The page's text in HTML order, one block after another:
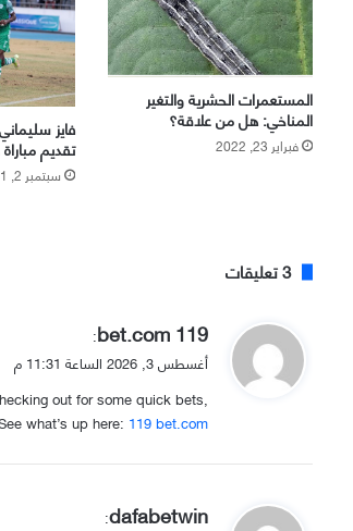
المستعمرات الحشرية والتغير
المناخي: هل من علاقة؟
فبراير 23, 2022
فايز
تقديم
سبتمبر 2, 2021
‫3 تعليقات
ي
ق
ل
119 bet.com
:
أغسطس 3, 2026 الساعة 11:31 م
out for some quick bets,
what’s up here: 119 bet.com
يdafabetwin
: